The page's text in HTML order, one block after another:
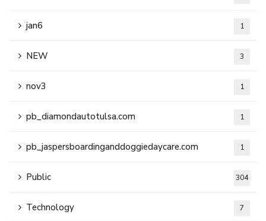
jan6 1
NEW 3
nov3 1
pb_diamondautotulsa.com 1
pb_jaspersboardinganddoggiedaycare.com 1
Public 304
Technology 7